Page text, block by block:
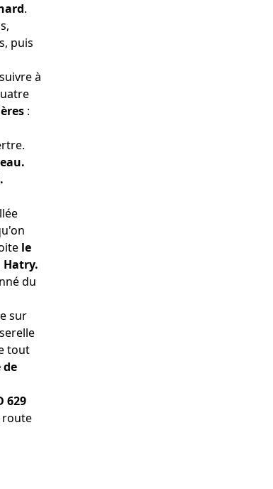
.
puis
à
:
le
Hatry.
du
sur
tout
de
629
route